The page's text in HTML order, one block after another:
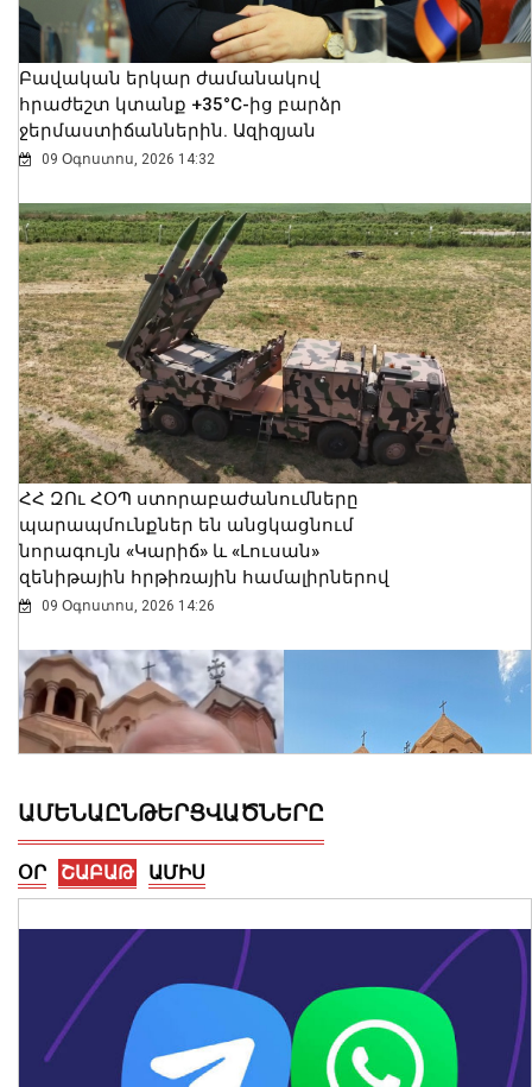
Բավական երկար ժամանակով
հրաժեշտ կտանք +35°C-ից բարձր
ջերմաստիճաններին. Ազիզյան
09 Օգոստոս, 2026 14:32
ՀՀ ԶՈւ ՀՕՊ ստորաբաժանումները
պարապմունքներ են անցկացնում
նորագույն «Կարիճ» և «Լուսան»
զենիթային հրթիռային համալիրներով
09 Օգոստոս, 2026 14:26
Սուրբ Աննա եկեղեցում մասնակցել եմ
սուրբ և անմահ պատարագի․
Փաշինյան
09 Օգոստոս, 2026 14:13
ԱՄԵՆԱԸՆԹԵՐՑՎԱԾՆԵՐԸ
ՕՐ ՇԱԲԱԹ ԱՄԻՍ